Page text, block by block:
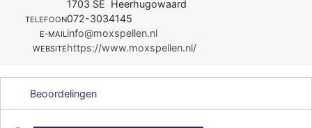
1703 SE Heerhugowaard
TELEFOON072-3034145
E-MAILinfo@moxspellen.nl
WEBSITEhttps://www.moxspellen.nl/
Beoordelingen